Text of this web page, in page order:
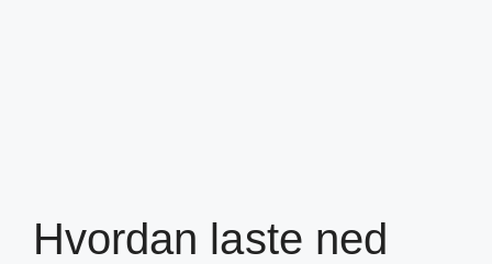
Hvordan laste ned